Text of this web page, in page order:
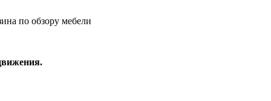
по обзору мебели